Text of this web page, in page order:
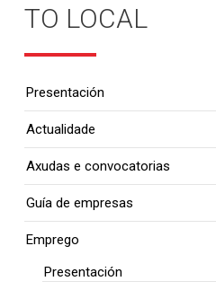
TO LOCAL
Presentación
Actualidade
Axudas e convocatorias
Guía de empresas
Emprego
Presentación